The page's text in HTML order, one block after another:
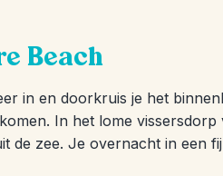
Beach
in en doorkruis je het
In het lome
de zee. Je overnacht in een